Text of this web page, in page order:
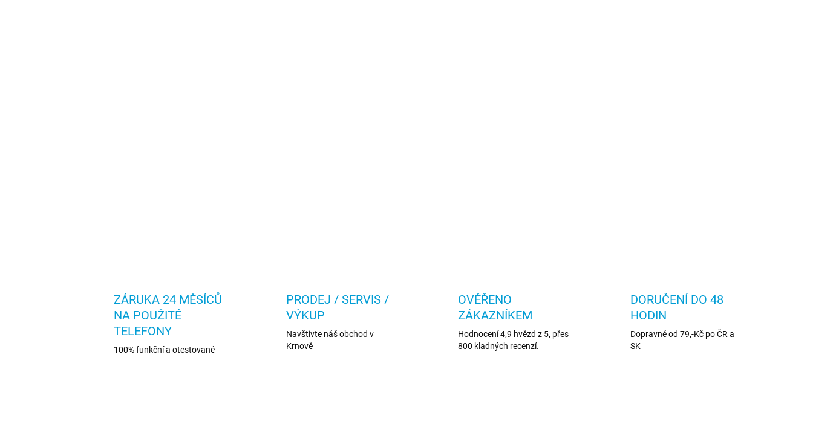
ZÁRUKA 24 MĚSÍCŮ
NA POUŽITÉ
TELEFONY
100% funkční a otestované
PRODEJ / SERVIS /
VÝKUP
Navštivte náš obchod v
Krnově
OVĚŘENO
ZÁKAZNÍKEM
Hodnocení 4,9 hvězd z 5, přes
800 kladných recenzí.
DORUČENÍ DO 48
HODIN
Dopravné od 79,-Kč po ČR a
SK